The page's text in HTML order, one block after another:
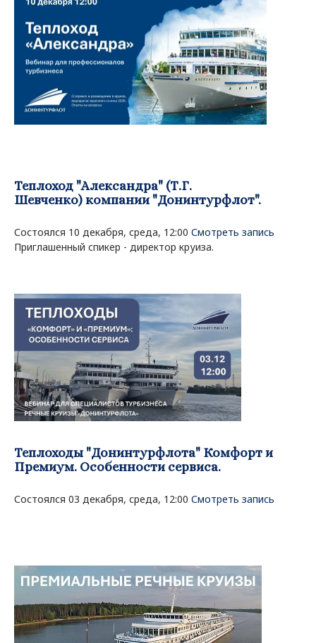
Теплоход "Александра" (Т.Г.
Шевченко) компании "Донинтурфлот".
Состоялся 10 декабря, среда, 12:00 Смотреть запись
Приглашенный спикер - директор круиза.
Теплоходы "Донинтурфлота" Комфорт и
Премиум. Особенности сервиса.
Состоялся 03 декабря, среда, 12:00 Смотреть запись